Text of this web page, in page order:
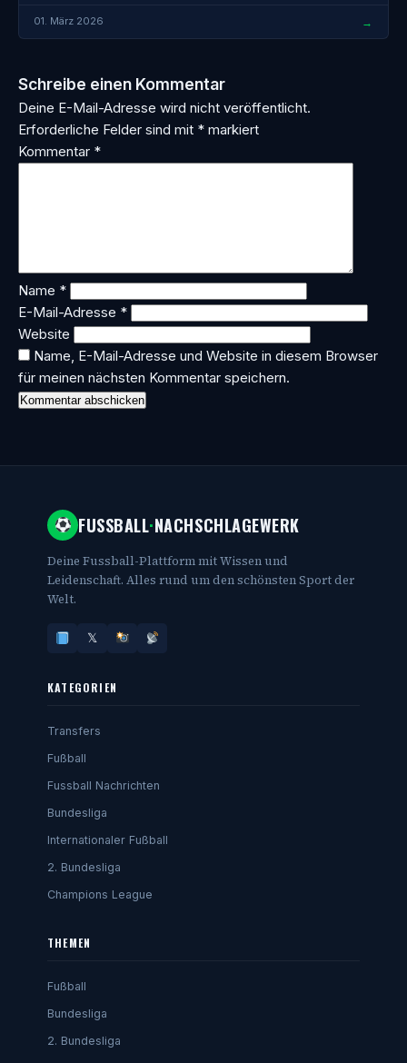
01. März 2026 →
Schreibe einen Kommentar
Deine E-Mail-Adresse wird nicht veröffentlicht.
Erforderliche Felder sind mit * markiert
Kommentar *
Name *
E-Mail-Adresse *
Website
Name, E-Mail-Adresse und Website in diesem Browser
für meinen nächsten Kommentar speichern.
FUSSBALL·NACHSCHLAGEWERK
Deine Fussball-Plattform mit Wissen und
Leidenschaft. Alles rund um den schönsten Sport der
Welt.
𝕏
KATEGORIEN
Transfers
Fußball
Fussball Nachrichten
Bundesliga
Internationaler Fußball
2. Bundesliga
Champions League
THEMEN
Fußball
Bundesliga
2. Bundesliga